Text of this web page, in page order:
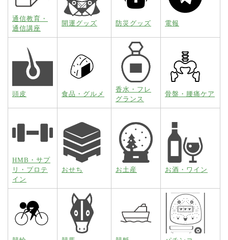
通信教育・
通信講座
開運グッズ 防災グッズ 電報
頭皮 食品・グルメ
香水・フレ
グランス
骨盤・腰痛ケア
HMB・サプ
リ・プロテ
イン
おせち お土産 お酒・ワイン